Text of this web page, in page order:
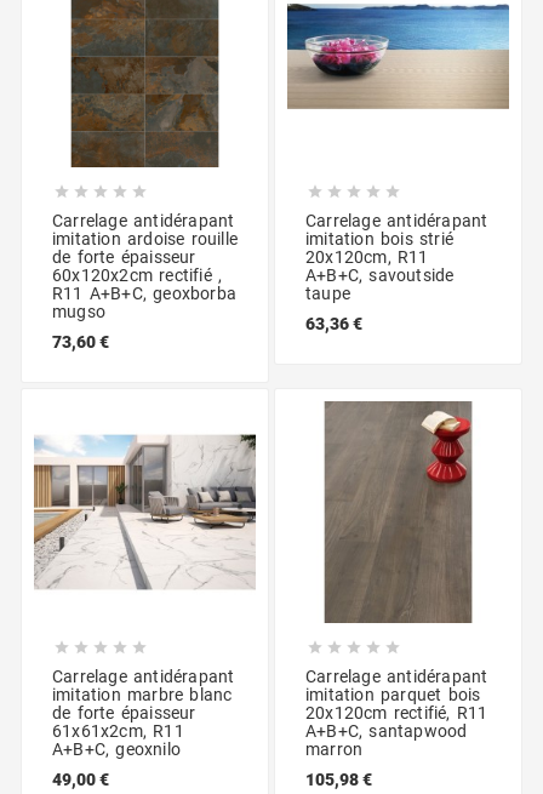
    
Carrelage antidérapant
imitation ardoise rouille
de forte épaisseur
60x120x2cm rectifié ,
R11 A+B+C, geoxborba
mugso
73,60 €
    
Carrelage antidérapant
imitation bois strié
20x120cm, R11
A+B+C, savoutside
taupe
63,36 €
    
Carrelage antidérapant
imitation marbre blanc
de forte épaisseur
61x61x2cm, R11
A+B+C, geoxnilo
49,00 €
    
Carrelage antidérapant
imitation parquet bois
20x120cm rectifié, R11
A+B+C, santapwood
marron
105,98 €